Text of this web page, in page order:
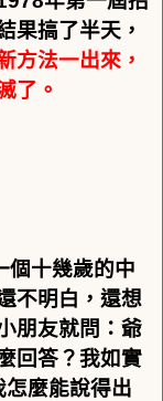
果搞了半天，
方法一出來，
了。
個十幾歲的中
不明白，還想
朋友就問：爺
回答？我如實
麼能說得出